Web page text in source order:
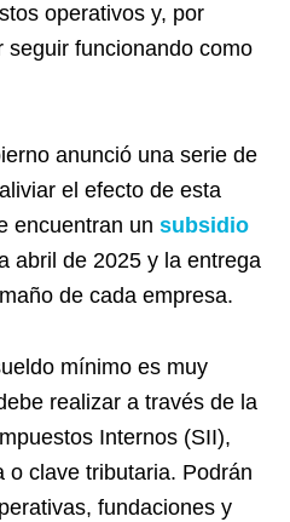
operativos y, por
seguir funcionando como
anunció una serie de
el efecto de esta
encuentran un subsidio
abril de 2025 y la entrega
de cada empresa.
mínimo es muy
realizar a través de la
Internos (SII),
o clave tributaria. Podrán
fundaciones y